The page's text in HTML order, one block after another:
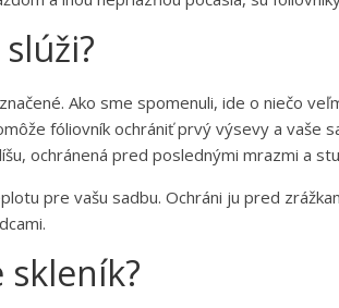
Ako sme spomenuli, ide o niečo
fóliovník ochrániť prvý výsevy a vaše
ochránená pred poslednými mrazmi a
pre vašu sadbu. Ochráni ju pred